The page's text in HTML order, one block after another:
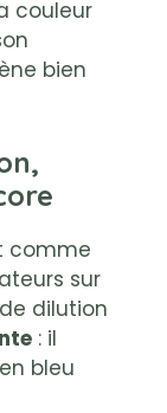
couleur
bien
comme
sur
dilution
: il
bleu